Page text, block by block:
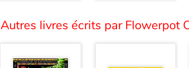
Autres livres écrits par Flowerpot